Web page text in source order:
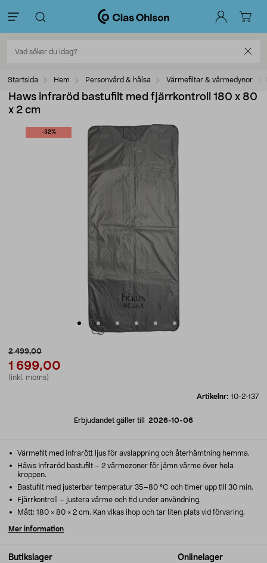
Startsida Hem Personvård & hälsa Värmefiltar & värmedynor
Haws infraröd bastufilt med fjärrkontroll 180 x 80
x 2 cm
-32%
2 499,00
1 699,00
(inkl. moms)
Artikelnr: 10-2-137
Erbjudandet gäller till 2026-10-06
Butikslager Onlinelager
Värmefilt med infrarött ljus för avslappning och återhämtning hemma.
Hâws Infraröd bastufilt – 2 värmezoner för jämn värme över hela
kroppen.
Bastufilt med justerbar temperatur 35–80 °C och timer upp till 30 min.
Fjärrkontroll – justera värme och tid under användning.
Mått: 180 × 80 × 2 cm. Kan vikas ihop och tar liten plats vid förvaring.
Mer information